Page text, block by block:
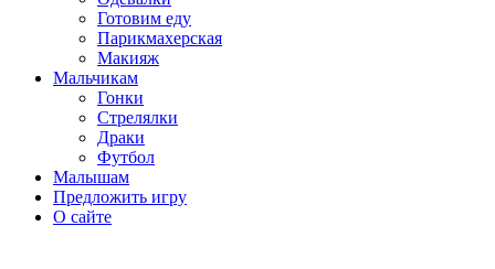
Готовим еду
Парикмахерская
Макияж
Мальчикам
Гонки
Стрелялки
Драки
Футбол
Малышам
Предложить игру
О сайте